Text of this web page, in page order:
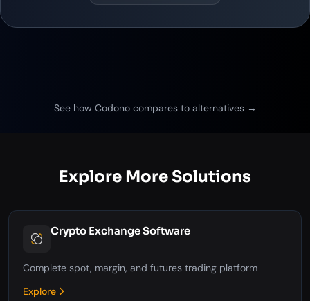
See how Codono compares to alternatives →
Explore More Solutions
Crypto Exchange Software
Complete spot, margin, and futures trading platform
Explore